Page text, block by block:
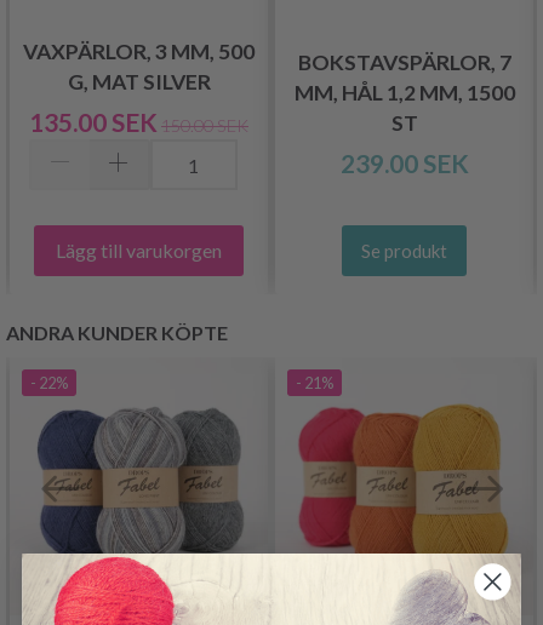
VAXPÄRLOR, 3 MM, 500
G, MAT SILVER
135.00 SEK 150.00 SEK
Lägg till varukorgen
BOKSTAVSPÄRLOR, 7
MM, HÅL 1,2 MM, 1500
ST
239.00 SEK
Se produkt
ANDRA KUNDER KÖPTE
- 22% - 21%